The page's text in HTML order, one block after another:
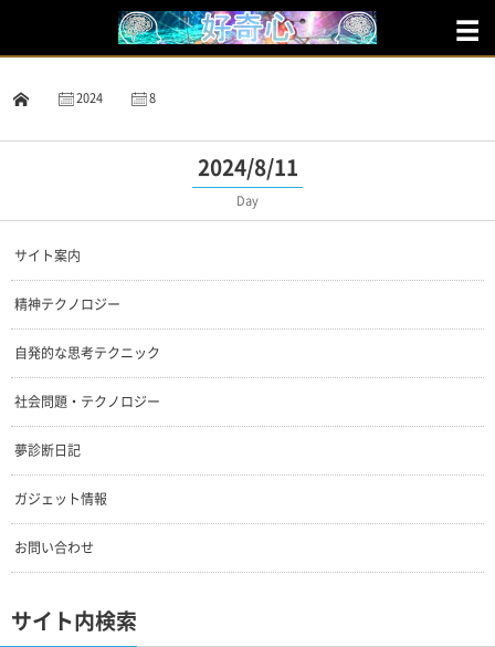
2024 8
2024/8/11
Day
サイト案内
精神テクノロジー
自発的な思考テクニック
社会問題・テクノロジー
夢診断日記
ガジェット情報
お問い合わせ
サイト内検索